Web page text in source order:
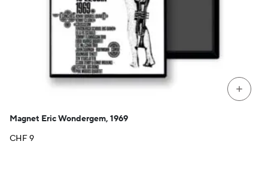
+
Magnet Eric Wondergem, 1969
CHF9